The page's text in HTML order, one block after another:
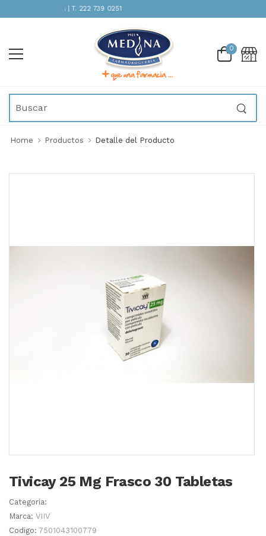
INMEDIATA | T. 222 739 0251
0
Home Productos Detalle del Producto
Tivicay 25 Mg Frasco 30 Tabletas
Categoria:
Marca: VIIV
Codigo: 7501043100779